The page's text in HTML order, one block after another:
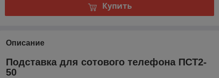
Купить
Описание
Подставка для сотового телефона ПСТ2-
50